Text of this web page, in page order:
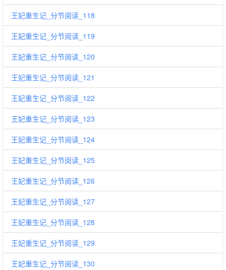
王妃重生记_分节阅读_118
王妃重生记_分节阅读_119
王妃重生记_分节阅读_120
王妃重生记_分节阅读_121
王妃重生记_分节阅读_122
王妃重生记_分节阅读_123
王妃重生记_分节阅读_124
王妃重生记_分节阅读_125
王妃重生记_分节阅读_126
王妃重生记_分节阅读_127
王妃重生记_分节阅读_128
王妃重生记_分节阅读_129
王妃重生记_分节阅读_130